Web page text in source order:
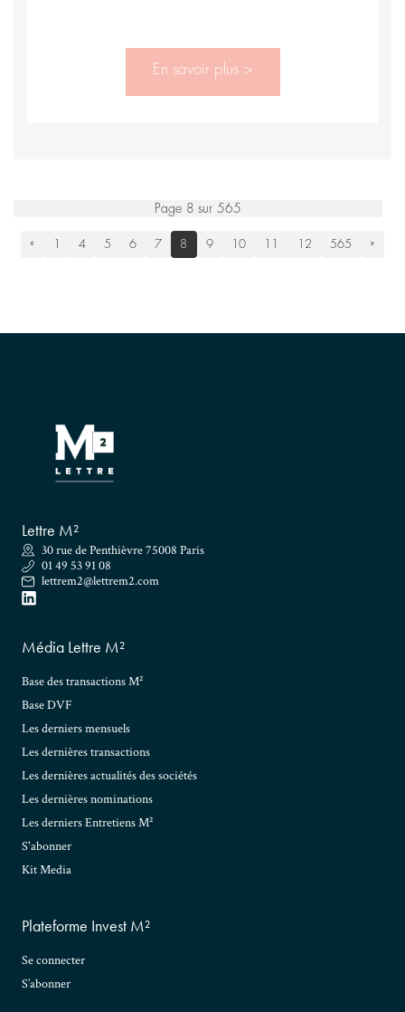
En savoir plus >
Page 8 sur 565
« 1 4 5 6 7 8 9 10 11 12 565 »
Lettre M²
30 rue de Penthièvre 75008 Paris
01 49 53 91 08
lettrem2@lettrem2.com
Média Lettre M²
Base des transactions M²
Base DVF
Les derniers mensuels
Les dernières transactions
Les dernières actualités des sociétés
Les dernières nominations
Les derniers Entretiens M²
S'abonner
Kit Media
Plateforme Invest M²
Se connecter
S’abonner